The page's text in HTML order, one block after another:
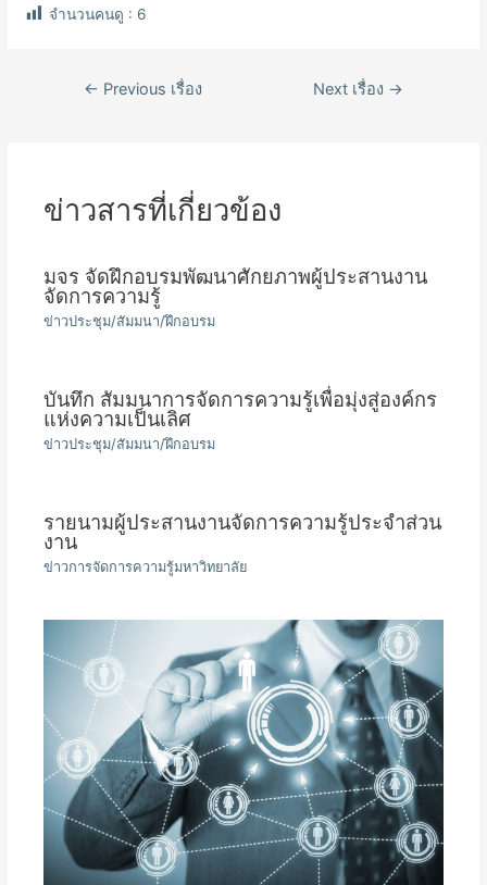
จำนวนคนดู : 6
← Previous เรื่อง Next เรื่อง →
ข่าวสารที่เกี่ยวข้อง
มจร จัดฝึกอบรมพัฒนาศักยภาพผู้ประสานงาน
จัดการความรู้
ข่าวประชุม/สัมมนา/ฝึกอบรม
บันทึก สัมมนาการจัดการความรู้เพื่อมุ่งสู่องค์กร
แห่งความเป็นเลิศ
ข่าวประชุม/สัมมนา/ฝึกอบรม
รายนามผู้ประสานงานจัดการความรู้ประจำส่วน
งาน
ข่าวการจัดการความรู้มหาวิทยาลัย